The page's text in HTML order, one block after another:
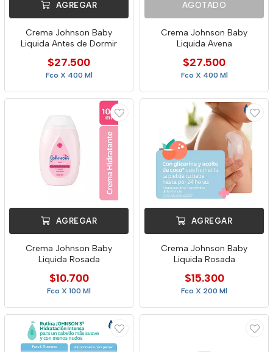
AGREGAR
Crema Johnson Baby
Liquida Antes de Dormir
$27.500
Fco X 400 Ml
AGOTADO
Crema Johnson Baby
Liquida Avena
$27.500
Fco X 400 Ml
AGREGAR
Crema Johnson Baby
Liquida Rosada
$10.700
Fco X 100 Ml
AGREGAR
Crema Johnson Baby
Liquida Rosada
$15.300
Fco X 200 Ml